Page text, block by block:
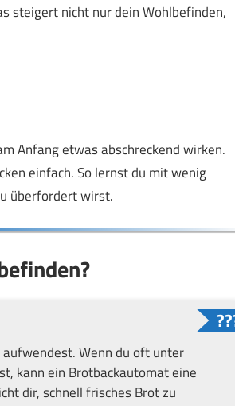
steigert nicht nur dein Wohlbefinden,
Anfang etwas abschreckend wirken.
einfach. So lernst du mit wenig
überfordert wirst.
Wenn du oft unter
kann ein Brotbackautomat eine
dir, schnell frisches Brot zu